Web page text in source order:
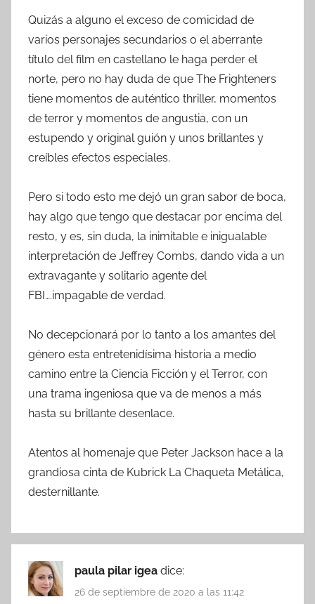
Quizás a alguno el exceso de comicidad de
varios personajes secundarios o el aberrante
título del film en castellano le haga perder el
norte, pero no hay duda de que The Frighteners
tiene momentos de auténtico thriller, momentos
de terror y momentos de angustia, con un
estupendo y original guión y unos brillantes y
creíbles efectos especiales.
Pero si todo esto me dejó un gran sabor de boca,
hay algo que tengo que destacar por encima del
resto, y es, sin duda, la inimitable e inigualable
interpretación de Jeffrey Combs, dando vida a un
extravagante y solitario agente del
FBI….impagable de verdad.
No decepcionará por lo tanto a los amantes del
género esta entretenidísima historia a medio
camino entre la Ciencia Ficción y el Terror, con
una trama ingeniosa que va de menos a más
hasta su brillante desenlace.
Atentos al homenaje que Peter Jackson hace a la
grandiosa cinta de Kubrick La Chaqueta Metálica,
desternillante.
paula pilar igea dice:
26 de septiembre de 2020 a las 11:42